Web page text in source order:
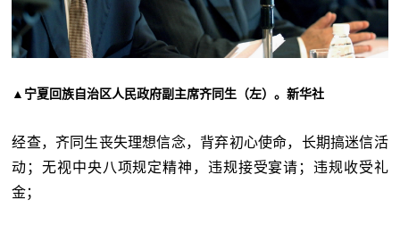
▲宁夏回族自治区人民政府副主席齐同生（左）。新华社
经查， 齐同生丧失理想信念，背弃初心使命，长期搞迷信活
动；无视中央八项规定精神，违规接受宴请；违规收受礼
金；